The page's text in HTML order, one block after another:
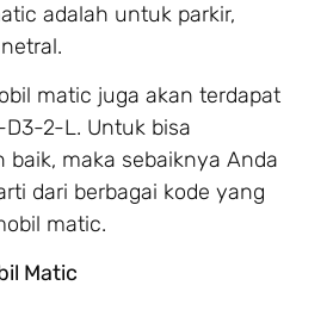
adalah untuk parkir,
matic juga akan terdapat
2-L. Untuk bisa
baik, maka sebaiknya Anda
dari berbagai kode yang
matic.
Matic